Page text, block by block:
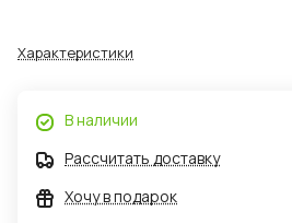
Характеристики
В наличии
Рассчитать доставку
Хочу в подарок